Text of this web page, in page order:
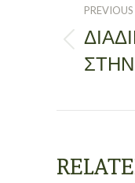
PREVIOUS
post: